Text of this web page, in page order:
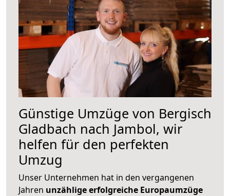
Günstige Umzüge von Bergisch
Gladbach nach Jambol, wir
helfen für den perfekten
Umzug
Unser Unternehmen hat in den vergangenen
Jahren unzählige erfolgreiche Europaumzüge